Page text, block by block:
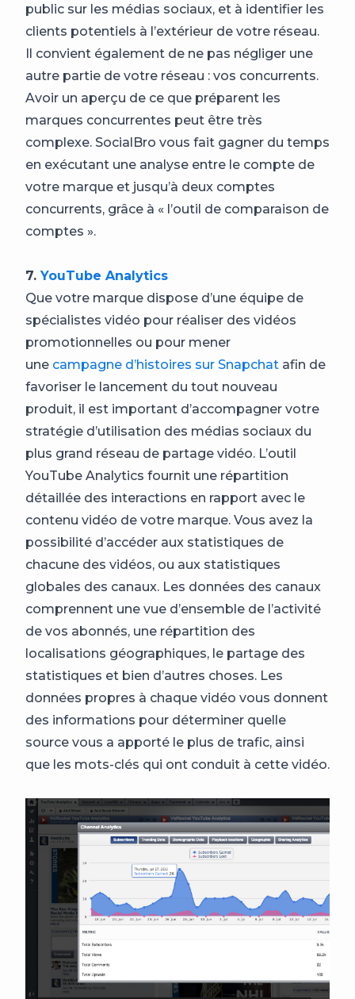
public sur les médias sociaux, et à identifier les
clients potentiels à l’extérieur de votre réseau.
Il convient également de ne pas négliger une
autre partie de votre réseau : vos concurrents.
Avoir un aperçu de ce que préparent les
marques concurrentes peut être très
complexe. SocialBro vous fait gagner du temps
en exécutant une analyse entre le compte de
votre marque et jusqu’à deux comptes
concurrents, grâce à « l’outil de comparaison de
comptes ».
7.YouTube Analytics
Que votre marque dispose d’une équipe de
spécialistes vidéo pour réaliser des vidéos
promotionnelles ou pour mener
une campagne d’histoires sur Snapchat afin de
favoriser le lancement du tout nouveau
produit, il est important d’accompagner votre
stratégie d’utilisation des médias sociaux du
plus grand réseau de partage vidéo. L’outil
YouTube Analytics fournit une répartition
détaillée des interactions en rapport avec le
contenu vidéo de votre marque. Vous avez la
possibilité d’accéder aux statistiques de
chacune des vidéos, ou aux statistiques
globales des canaux. Les données des canaux
comprennent une vue d’ensemble de l’activité
de vos abonnés, une répartition des
localisations géographiques, le partage des
statistiques et bien d’autres choses. Les
données propres à chaque vidéo vous donnent
des informations pour déterminer quelle
source vous a apporté le plus de trafic, ainsi
que les mots-clés qui ont conduit à cette vidéo.